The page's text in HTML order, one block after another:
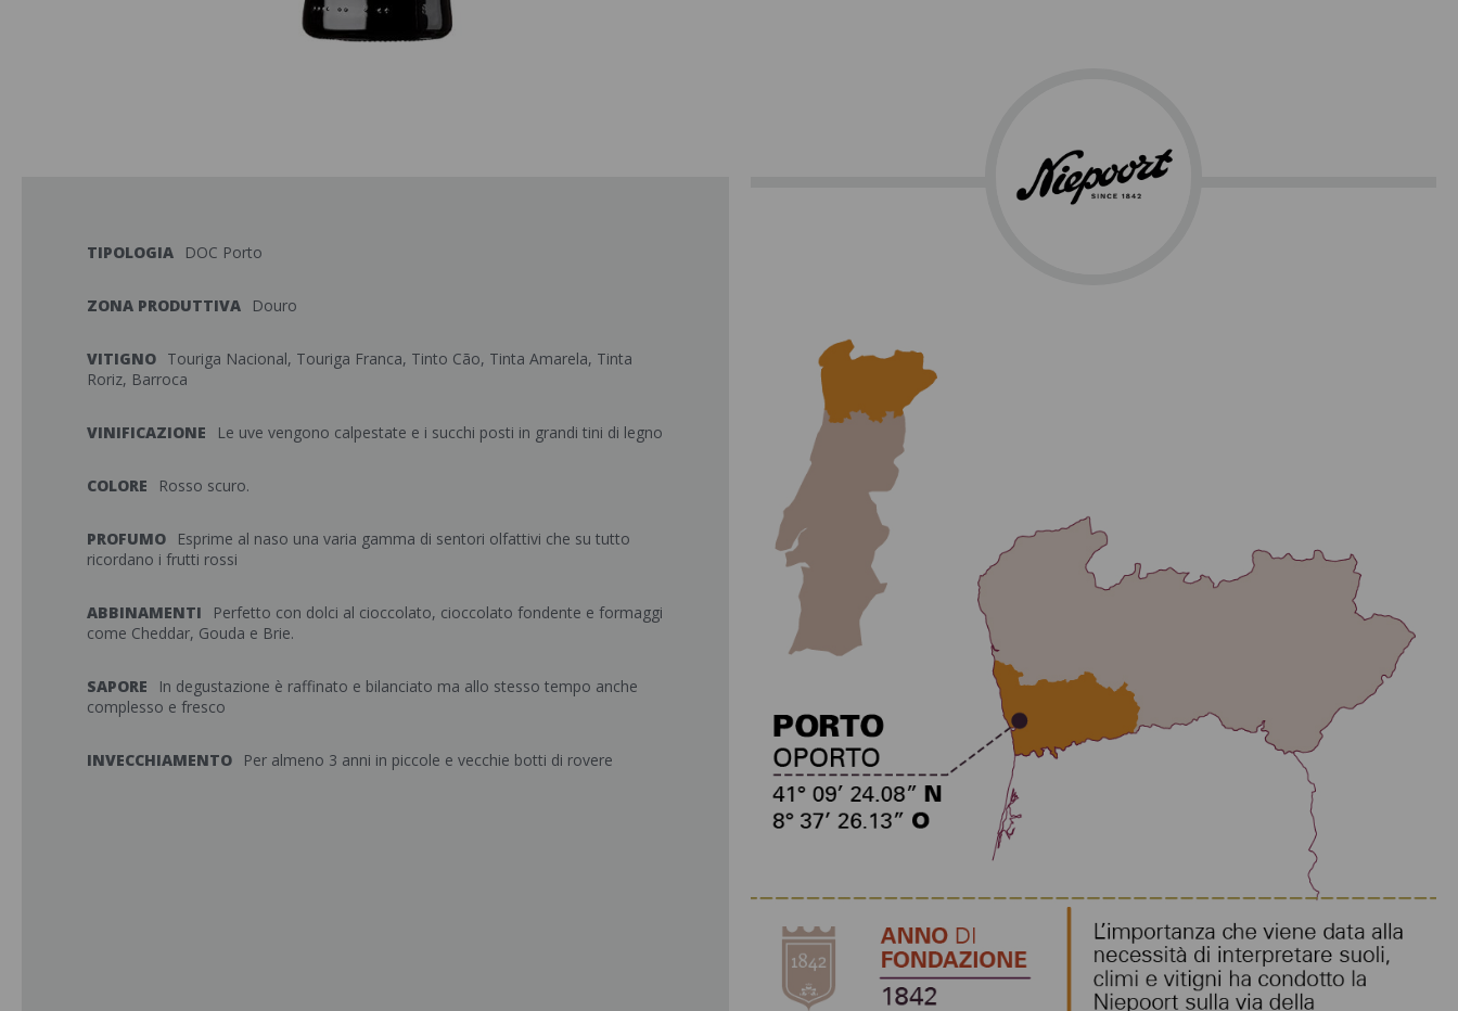
TIPOLOGIA DOC Porto
ZONA PRODUTTIVA Douro
VITIGNO Touriga Nacional, Touriga Franca, Tinto Cão, Tinta Amarela, Tinta
Roriz, Barroca
VINIFICAZIONE Le uve vengono calpestate e i succhi posti in grandi tini di legno
COLORE Rosso scuro.
PROFUMO
Esprime al naso una varia gamma di sentori olfattivi che su tutto
ricordano i frutti rossi
ABBINAMENTI
Perfetto con dolci al cioccolato, cioccolato fondente e formaggi
come Cheddar, Gouda e Brie.
SAPORE
In degustazione è raffinato e bilanciato ma allo stesso tempo anche
complesso e fresco
INVECCHIAMENTO Per almeno 3 anni in piccole e vecchie botti di rovere